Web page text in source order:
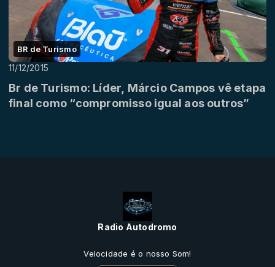
BR de Turismo
11/12/2015
Br de Turismo: Líder, Márcio Campos vê etapa
final como “compromisso igual aos outros”
Radio Autodromo
Velocidade é o nosso Som!